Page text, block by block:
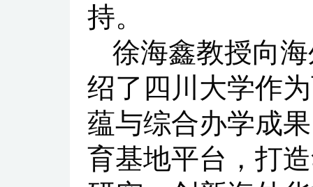
持。
徐海鑫教授向
绍了四川大学作
蕴与综合办学成
育基地平台，打